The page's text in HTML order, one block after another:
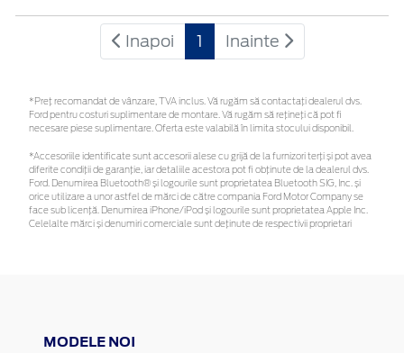
Inapoi 1 Inainte
*Preţ recomandat de vânzare, TVA inclus. Vă rugăm să contactaţi dealerul dvs.
Ford pentru costuri suplimentare de montare. Vă rugăm să rețineți că pot fi
necesare piese suplimentare. Oferta este valabilă în limita stocului disponibil.
*Accesoriile identificate sunt accesorii alese cu grijă de la furnizori terți și pot avea
diferite condiții de garanție, iar detaliile acestora pot fi obținute de la dealerul dvs.
Ford. Denumirea Bluetooth® și logourile sunt proprietatea Bluetooth SIG, Inc. și
orice utilizare a unor astfel de mărci de către compania Ford Motor Company se
face sub licență. Denumirea iPhone/iPod și logourile sunt proprietatea Apple Inc.
Celelalte mărci și denumiri comerciale sunt deținute de respectivii proprietari
MODELE NOI